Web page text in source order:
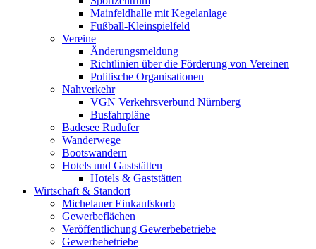
Mainfeldhalle mit Kegelanlage
Fußball-Kleinspielfeld
Vereine
Änderungsmeldung
Richtlinien über die Förderung von Vereinen
Politische Organisationen
Nahverkehr
VGN Verkehrsverbund Nürnberg
Busfahrpläne
Badesee Rudufer
Wanderwege
Bootswandern
Hotels und Gaststätten
Hotels & Gaststätten
Wirtschaft & Standort
Michelauer Einkaufskorb
Gewerbeflächen
Veröffentlichung Gewerbebetriebe
Gewerbebetriebe